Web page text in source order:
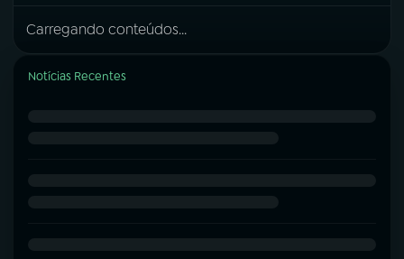
Carregando conteúdos...
Notícias Recentes